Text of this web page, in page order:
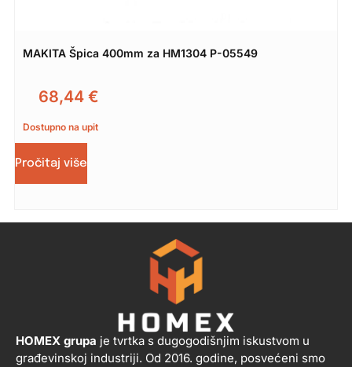
MAKITA Špica 400mm za HM1304 P-05549
68,44 €
Dostupno na upit
Pročitaj više
HOMEX grupa je tvrtka s dugogodišnjim iskustvom u
građevinskoj industriji. Od 2016. godine, posvećeni smo